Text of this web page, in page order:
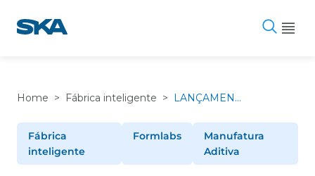
para
Home > Fábrica inteligente > LANÇAMENTO: Mais velocidade e precisão com a impressora 3D Form 4, da Formlabs
Fábrica
inteligente
Formlabs
Manufatura
Aditiva